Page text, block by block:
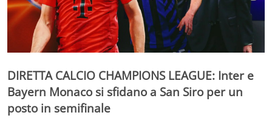
DIRETTA CALCIO CHAMPIONS LEAGUE: Inter e
Bayern Monaco si sfidano a San Siro per un
posto in semifinale